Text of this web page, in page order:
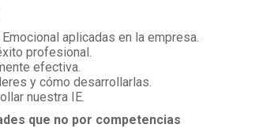
aplicadas en la empresa.
profesional.
efectiva.
y cómo desarrollarlas.
nuestra IE.
que no por competencias